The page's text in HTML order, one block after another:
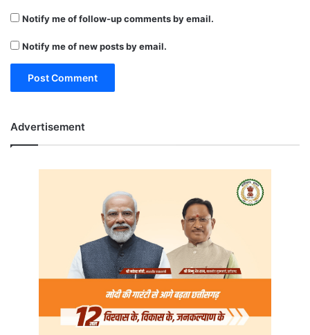
Notify me of follow-up comments by email.
Notify me of new posts by email.
Advertisement